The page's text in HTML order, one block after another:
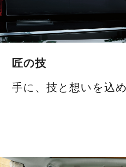
匠の技
手に、技と想いを込め